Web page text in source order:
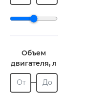
Объем
двигателя, л
От До